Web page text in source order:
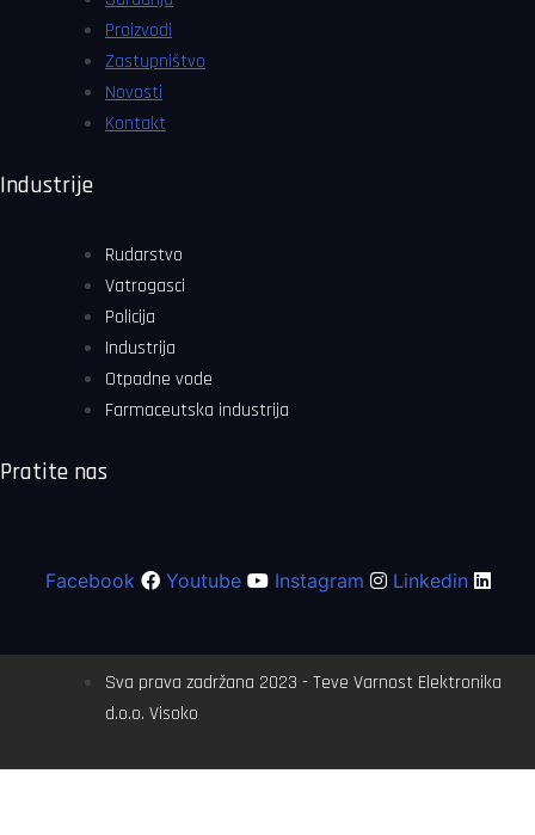
Proizvodi
Zastupništvo
Novosti
Kontakt
Industrije
Rudarstvo
Vatrogasci
Policija
Industrija
Otpadne vode
Farmaceutska industrija
Pratite nas
Facebook Youtube Instagram Linkedin
Sva prava zadržana 2023 - Teve Varnost Elektronika
d.o.o. Visoko